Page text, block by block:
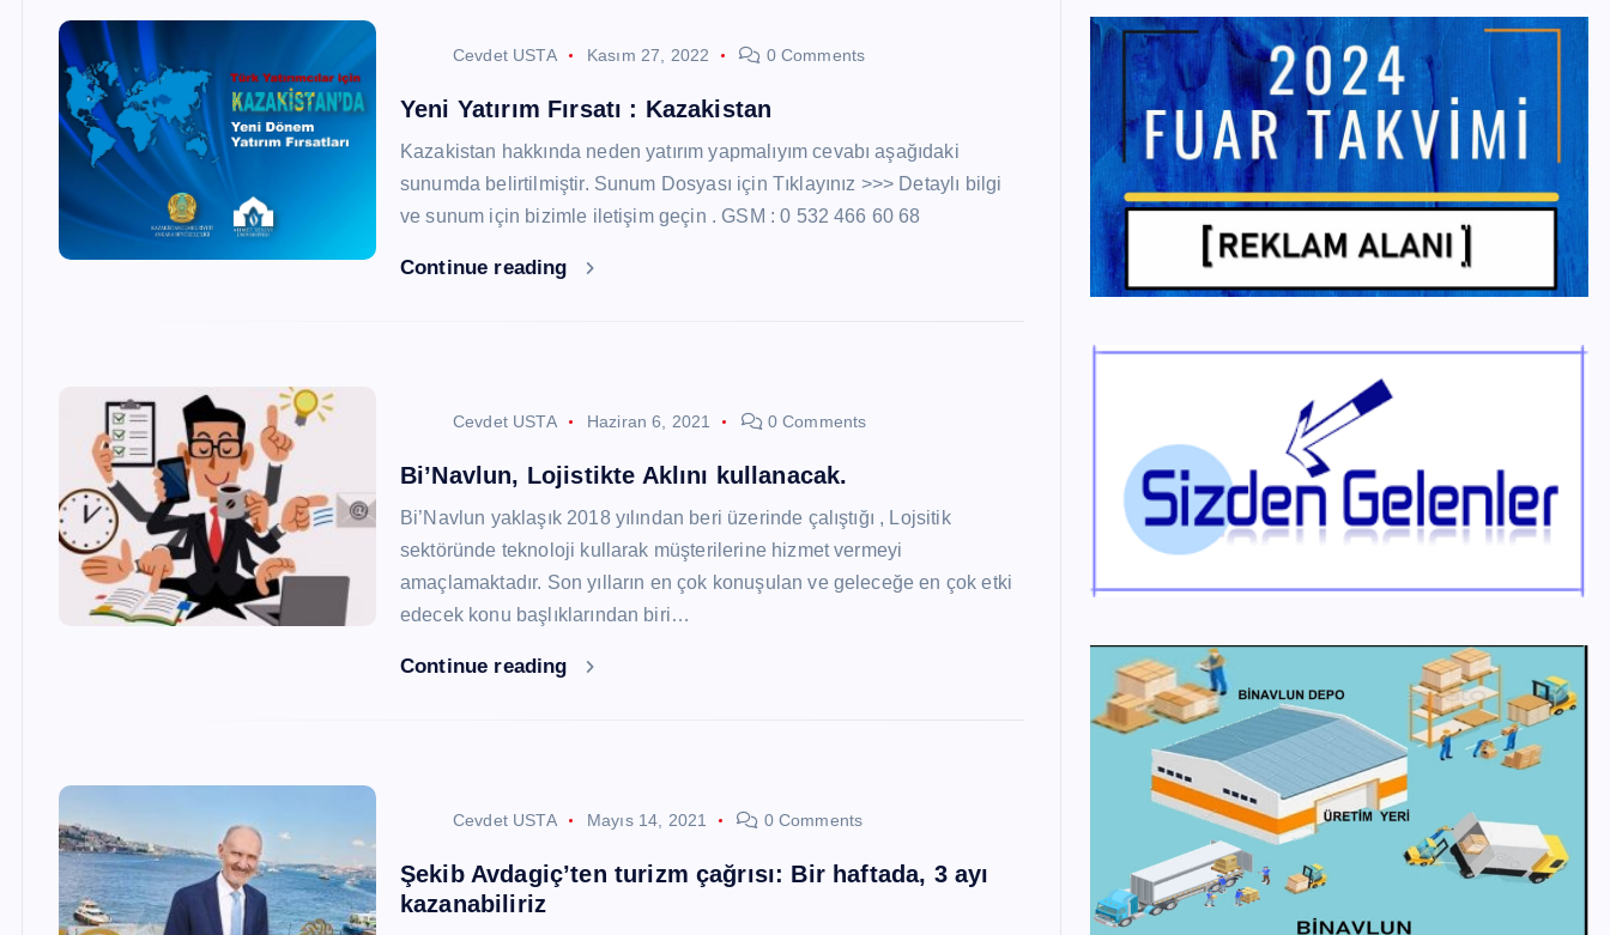
Cevdet USTA Kasım 27, 2022 0 Comments
Yeni Yatırım Fırsatı : Kazakistan
Kazakistan hakkında neden yatırım yapmalıyım cevabı aşağıdaki
sunumda belirtilmiştir. Sunum Dosyası için Tıklayınız >>> Detaylı bilgi
ve sunum için bizimle iletişim geçin . GSM : 0 532 466 60 68
Continue reading
Cevdet USTA Haziran 6, 2021 0 Comments
Bi’Navlun, Lojistikte Aklını kullanacak.
Bi’Navlun yaklaşık 2018 yılından beri üzerinde çalıştığı , Lojsitik
sektöründe teknoloji kullarak müşterilerine hizmet vermeyi
amaçlamaktadır. Son yılların en çok konuşulan ve geleceğe en çok etki
edecek konu başlıklarından biri…
Continue reading
Cevdet USTA Mayıs 14, 2021 0 Comments
Şekib Avdagiç’ten turizm çağrısı: Bir haftada, 3 ayı
kazanabiliriz